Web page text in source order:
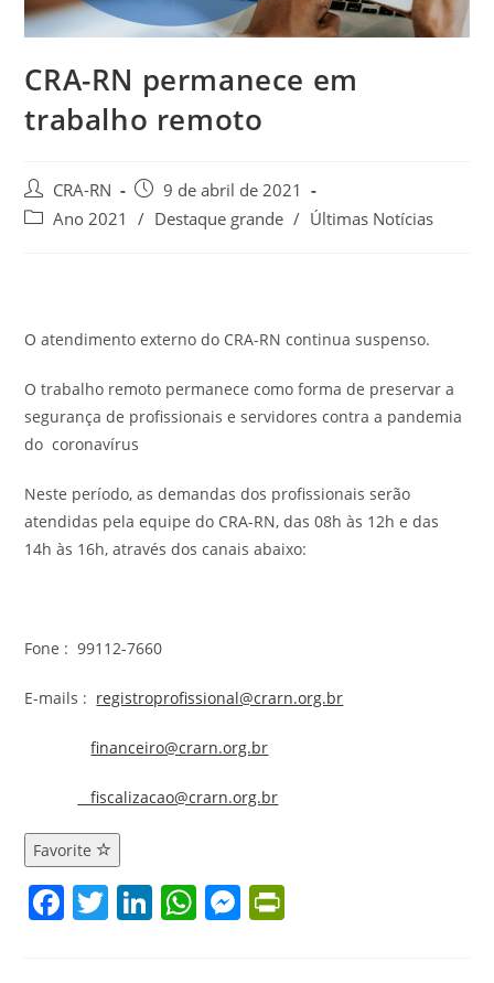
CRA-RN permanece em
trabalho remoto
Autor
do
CRA-RN
Post
publicado:
9 de abril de 2021
Categoria
Ano 2021 / Destaque grande / Últimas Notícias
O atendimento externo do CRA-RN continua suspenso.
O trabalho remoto permanece como forma de preservar a
segurança de profissionais e servidores contra a pandemia
do coronavírus
Neste período, as demandas dos profissionais serão
atendidas pela equipe do CRA-RN, das 08h às 12h e das
14h às 16h, através dos canais abaixo:
Fone : 99112-7660
E-mails : registroprofissional@crarn.org.br
financeiro@crarn.org.br
fiscalizacao@crarn.org.br
Favorite
F T Li W M